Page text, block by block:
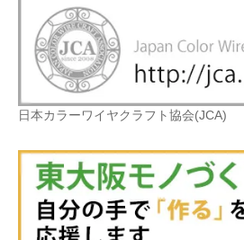
日本カラーワイヤクラフト協会(JCA)